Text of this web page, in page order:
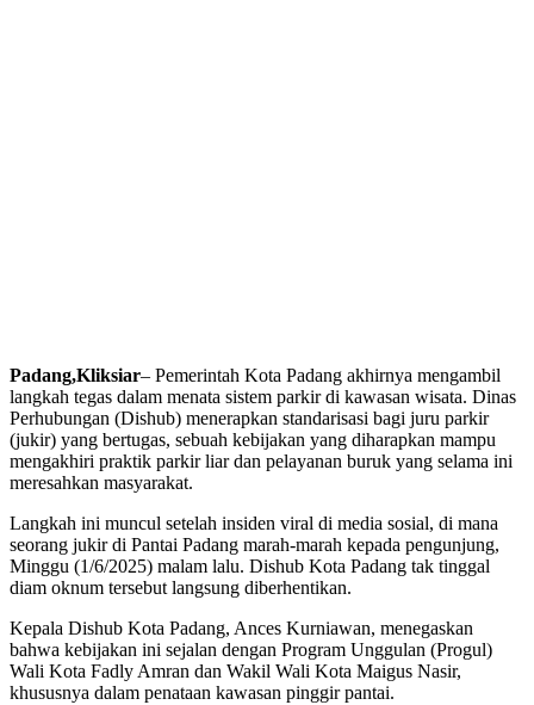
Padang,Kliksiar– Pemerintah Kota Padang akhirnya mengambil
langkah tegas dalam menata sistem parkir di kawasan wisata. Dinas
Perhubungan (Dishub) menerapkan standarisasi bagi juru parkir
(jukir) yang bertugas, sebuah kebijakan yang diharapkan mampu
mengakhiri praktik parkir liar dan pelayanan buruk yang selama ini
meresahkan masyarakat.
Langkah ini muncul setelah insiden viral di media sosial, di mana
seorang jukir di Pantai Padang marah-marah kepada pengunjung,
Minggu (1/6/2025) malam lalu. Dishub Kota Padang tak tinggal
diam oknum tersebut langsung diberhentikan.
Kepala Dishub Kota Padang, Ances Kurniawan, menegaskan
bahwa kebijakan ini sejalan dengan Program Unggulan (Progul)
Wali Kota Fadly Amran dan Wakil Wali Kota Maigus Nasir,
khususnya dalam penataan kawasan pinggir pantai.